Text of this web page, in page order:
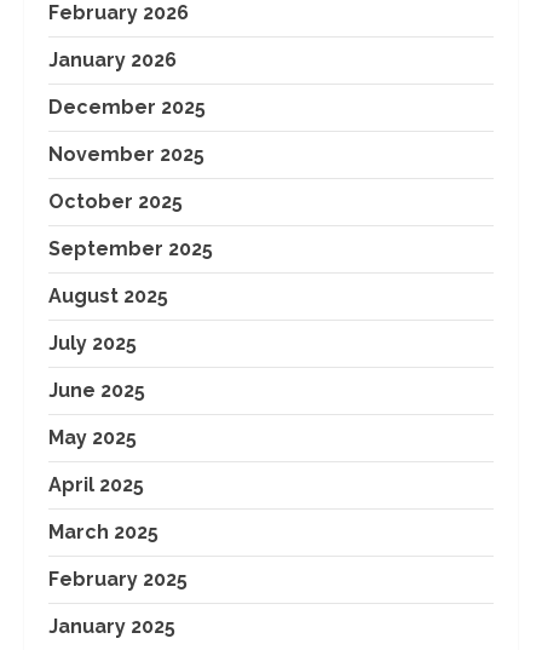
February 2026
January 2026
December 2025
November 2025
October 2025
September 2025
August 2025
July 2025
June 2025
May 2025
April 2025
March 2025
February 2025
January 2025